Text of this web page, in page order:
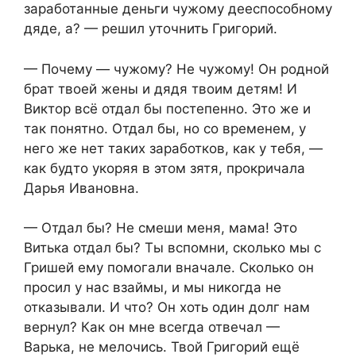
заработанные деньги чужому дееспособному
дяде, а? — решил уточнить Григорий.
— Почему — чужому? Не чужому! Он родной
брат твоей жены и дядя твоим детям! И
Виктор всё отдал бы постепенно. Это же и
так понятно. Отдал бы, но со временем, у
него же нет таких заработков, как у тебя, —
как будто укоряя в этом зятя, прокричала
Дарья Ивановна.
— Отдал бы? Не смеши меня, мама! Это
Витька отдал бы? Ты вспомни, сколько мы с
Гришей ему помогали вначале. Сколько он
просил у нас взаймы, и мы никогда не
отказывали. И что? Он хоть один долг нам
вернул? Как он мне всегда отвечал —
Варька, не мелочись. Твой Григорий ещё